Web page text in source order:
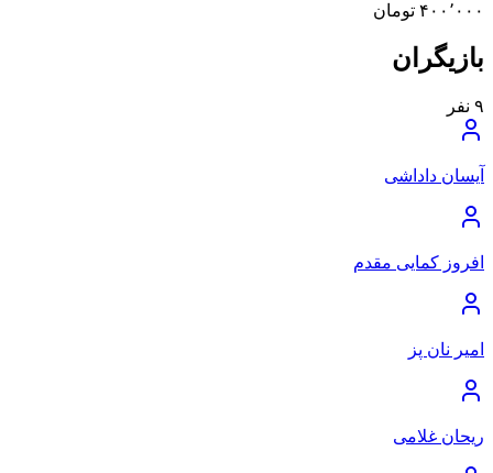
۴۰۰٬۰۰۰ تومان
بازیگران
۹ نفر
آیسان داداشی
افروز کمایی مقدم
امیر نان پز
ریحان غلامی